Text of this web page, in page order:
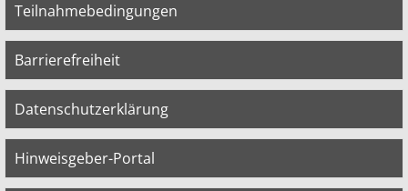
Teilnahmebedingungen
Barrierefreiheit
Datenschutzerklärung
Hinweisgeber-Portal